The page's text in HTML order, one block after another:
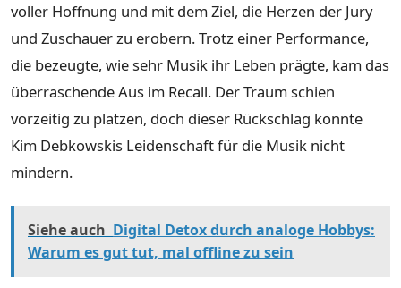
voller Hoffnung und mit dem Ziel, die Herzen der Jury
und Zuschauer zu erobern. Trotz einer Performance,
die bezeugte, wie sehr Musik ihr Leben prägte, kam das
überraschende Aus im Recall. Der Traum schien
vorzeitig zu platzen, doch dieser Rückschlag konnte
Kim Debkowskis Leidenschaft für die Musik nicht
mindern.
Siehe auch Digital Detox durch analoge Hobbys:
Warum es gut tut, mal offline zu sein